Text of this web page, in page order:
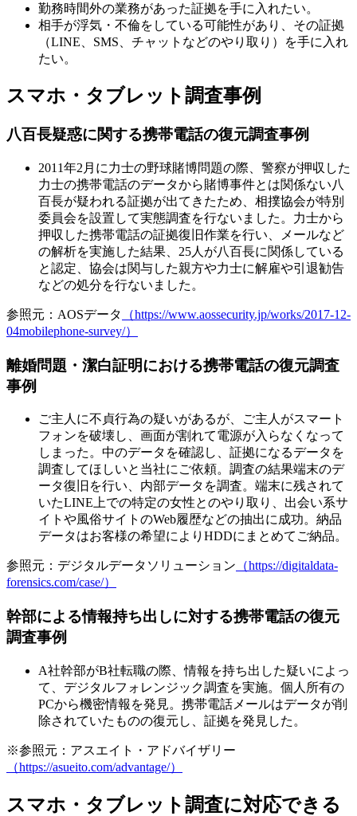
勤務時間外の業務があった証拠を手に入れたい。
相手が浮気・不倫をしている可能性があり、その証拠
（LINE、SMS、チャットなどのやり取り）を手に入れ
たい。
スマホ・タブレット調査事例
八百長疑惑に関する携帯電話の復元調査事例
2011年2月に力士の野球賭博問題の際、警察が押収した
力士の携帯電話のデータから賭博事件とは関係ない八
百長が疑われる証拠が出てきたため、相撲協会が特別
委員会を設置して実態調査を行ないました。力士から
押収した携帯電話の証拠復旧作業を行い、メールなど
の解析を実施した結果、25人が八百長に関係している
と認定、協会は関与した親方や力士に解雇や引退勧告
などの処分を行ないました。
参照元：AOSデータ
（https://www.aossecurity.jp/works/2017-12-
04mobilephone-survey/）
離婚問題・潔白証明における携帯電話の復元調査
事例
ご主人に不貞行為の疑いがあるが、ご主人がスマート
フォンを破壊し、画面が割れて電源が入らなくなって
しまった。中のデータを確認し、証拠になるデータを
調査してほしいと当社にご依頼。調査の結果端末のデ
ータ復旧を行い、内部データを調査。端末に残されて
いたLINE上での特定の女性とのやり取り、出会い系サ
イトや風俗サイトのWeb履歴などの抽出に成功。納品
データはお客様の希望によりHDDにまとめてご納品。
参照元：デジタルデータソリューション （https://digitaldata-
forensics.com/case/）
幹部による情報持ち出しに対する携帯電話の復元
調査事例
A社幹部がB社転職の際、情報を持ち出した疑いによっ
て、デジタルフォレンジック調査を実施。個人所有の
PCから機密情報を発見。携帯電話メールはデータが削
除されていたものの復元し、証拠を発見した。
※参照元：アスエイト・アドバイザリー
（https://asueito.com/advantage/）
スマホ・タブレット調査に対応できる